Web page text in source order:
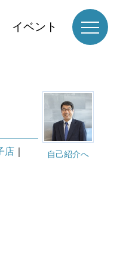
イベント
自己紹介へ
店